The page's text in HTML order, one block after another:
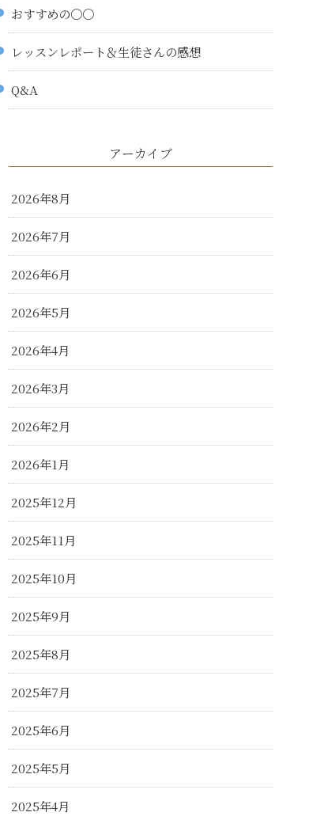
おすすめの〇〇
レッスンレポート＆生徒さんの感想
Q&A
アーカイブ
2026年8月
2026年7月
2026年6月
2026年5月
2026年4月
2026年3月
2026年2月
2026年1月
2025年12月
2025年11月
2025年10月
2025年9月
2025年8月
2025年7月
2025年6月
2025年5月
2025年4月